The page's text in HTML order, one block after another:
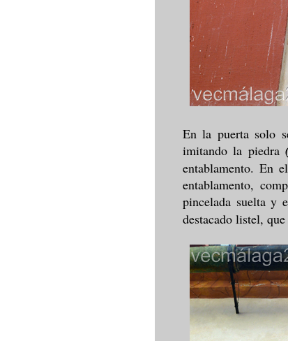
En la puerta solo
imitando la piedra
entablamento. En
entablamento,
pincelada suelta y
destacado listel,